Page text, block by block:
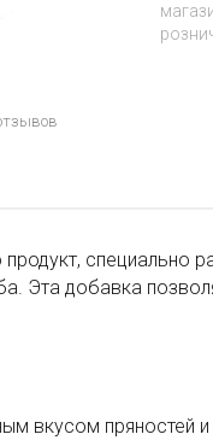
специально
Эта добавка
вкусом пряностей и